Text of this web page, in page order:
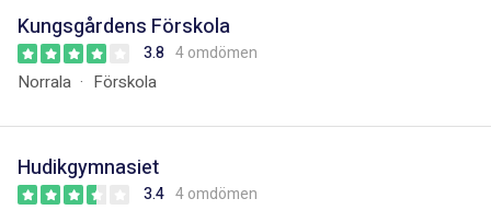
Kungsgårdens Förskola
3.8 4 omdömen
Norrala Förskola
Hudikgymnasiet
3.4 4 omdömen